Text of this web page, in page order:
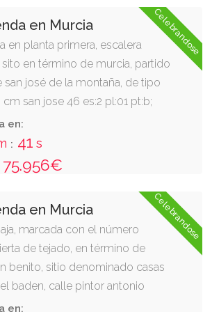
debajo de la vivienda
en el proyecto, la plaza
señalados con el número 67.
la avenida de la paz: frente
fondo u oeste, vivienda
de propiedad horizontal;
dúplex número uno de
izquierda o sur, vivienda dúplex
horizontal. cuota 2,167 %.
Celebrandose
en Murcia
en planta primera, escalera
en término de murcia, partido
san josé de la montaña, de tipo
san jose 46 es:2 pl:01 pt:b;
murcia. tiene una superficie
distribuida en diferentes
anejos: una plaza de
número 6, y un cuarto trastero
en:
: 40s
75.956€
Celebrandose
en Murcia
marcada con el número
de tejado, en término de
benito, sitio denominado casas
baden, calle pintor antonio
dirección catastral: cl
en: